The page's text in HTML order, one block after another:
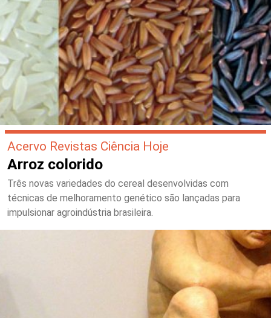
Acervo Revistas Ciência Hoje
Arroz colorido
Três novas variedades do cereal desenvolvidas com
técnicas de melhoramento genético são lançadas para
impulsionar agroindústria brasileira.